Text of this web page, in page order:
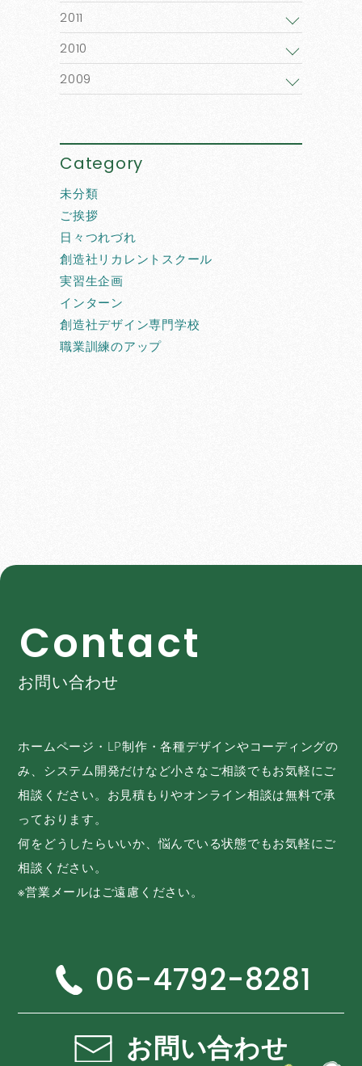
2011
2010
2009
Category
未分類
ご挨拶
日々つれづれ
創造社リカレントスクール
実習生企画
インターン
創造社デザイン専門学校
職業訓練のアップ
Contact
お問い合わせ
ホームページ・LP制作・各種デザインやコーディングの
み、システム開発だけなど小さなご相談でもお気軽にご
相談ください。お見積もりやオンライン相談は無料で承
っております。
何をどうしたらいいか、悩んでいる状態でもお気軽にご
相談ください。
※営業メールはご遠慮ください。
06-4792-8281
お問い合わせ